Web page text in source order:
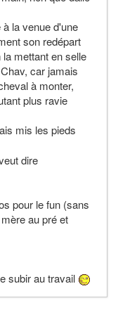
la venue d'une
son redépart
mettant en selle
car jamais
à monter,
plus ravie
mis les pieds
dire
pour le fun (sans
au pré et
subir au travail